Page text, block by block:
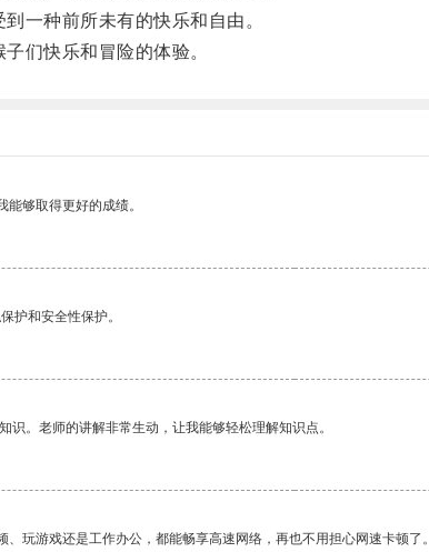
一种前所未有的快乐和自由。
们快乐和冒险的体验。
够取得更好的成绩。
护和安全性保护。
。老师的讲解非常生动，让我能够轻松理解知识点。
玩游戏还是工作办公，都能畅享高速网络，再也不用担心网速卡顿了。